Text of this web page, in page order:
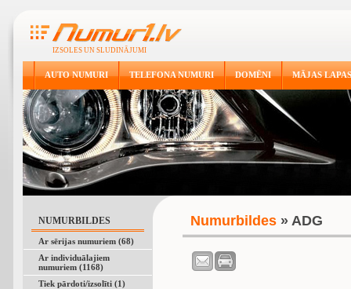
IZSOLES UN SLUDINĀJUMI
AUTO NUMURI TELEFONA NUMURI DOMĒNI MĀJAS LAPAS
NUMURBILDES
Ar sērijas numuriem (68)
Ar individuālajiem
numuriem (1168)
Tiek pārdoti/izsolīti (1)
Numurbildes» ADG